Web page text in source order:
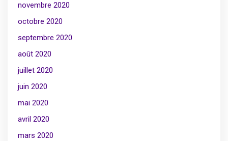
novembre 2020
octobre 2020
septembre 2020
août 2020
juillet 2020
juin 2020
mai 2020
avril 2020
mars 2020